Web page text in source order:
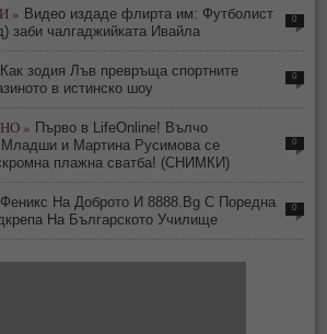
» Видео издаде флирта им: Футболист
заби чалгаджийката Ивайла
0
Как зодия Лъв превръща спортните
в истинско шоу
0
» Първо в LifeOnline! Вълчо
и Мартина Русимова сe
плажна сватба! (СНИМКИ)
0
Феникс На Доброто И 8888.Bg С Поредна
На Българското Училище
0